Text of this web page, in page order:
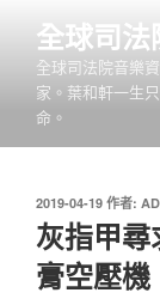
全球司法
全球司法院音樂
家。葉和軒一生
命。
發
佈
於
2019-04-19 作者:
灰指甲
膏空壓機